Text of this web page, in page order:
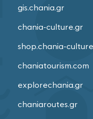
gis.chania.gr
chania-culture.gr
shop.chania-
chaniatourism.com
explorechania.gr
chaniaroutes.gr